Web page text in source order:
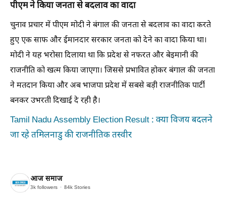
पीएम ने किया जनता से बदलाव का वादा
चुनाव प्रचार में पीएम मोदी ने बंगाल की जनता से बदलाव का वादा करते
हुए एक साफ और ईमानदार सरकार जनता को देने का वादा किया था।
मोदी ने यह भरोसा दिलाया था कि प्रदेश से नफरत और बेइमानी की
राजनीति को खत्म किया जाएगा। जिससे प्रभावित होकर बंगाल की जनता
ने मतदान किया और अब भाजपा प्रदेश में सबसे बड़ी राजनीतिक पार्टी
बनकर उभरती दिखाई दे रही है।
Tamil Nadu Assembly Election Result : क्या विजय बदलने
जा रहे तमिलनाडु की राजनीतिक तस्वीर
आज समाज
3k followers 84k Stories